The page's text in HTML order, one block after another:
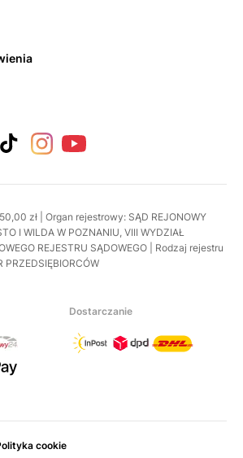
zł | Organ rejestrowy: SĄD REJONOWY
I WILDA W POZNANIU, VIII WYDZIAŁ
REJESTRU SĄDOWEGO | Rodzaj rejestru
Dostarczanie
cookie